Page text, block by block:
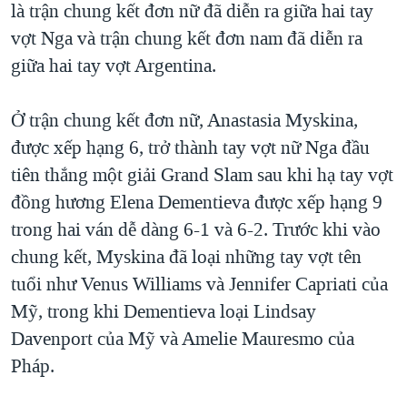
chính
Đi
tới
TỰ DO BÁO CHÍ
VẠCH TRẦN TIN GIẢ
ĐỜI SỐNG
KINH TẾ
KHOA HỌC
SỨC KHOẺ
VĂN HOÁ
THỂ THAO
GIÁO DỤC
CHUYÊN ĐỀ
CHIẾN TRANH THƯƠNG MẠI CỦA MỸ: QUÁ KHỨ VÀ HIỆN
HÀNH TRÌNH BẦU CỬ 2024
MỘT NĂM CHIẾN TRANH TẠI DẢI GAZA
GIẢI MÃ VÀNH ĐAI & CON ĐƯỜNG
NGÀY TỊ NẠN THẾ GIỚI
TRỊNH VĨNH BÌNH - NGƯỜI HẠ 'BÊN THẮNG CUỘC'
GROUND ZERO – XƯA VÀ NAY
CHI PHÍ CHIẾN TRANH AFGHANISTAN
CÁC GIÁ TRỊ CỘNG HÒA Ở VIỆT NAM
THƯỢNG ĐỈNH TRUMP-KIM TẠI VIỆT NAM
HỌC TIẾNG ANH
NGHE
MẠNG XÃ HỘI
Ngôn ngữ khác
là trận chung kết đơn nữ đã diễn ra giữa hai tay
vợt Nga và trận chung kết đơn nam đã diễn ra
giữa hai tay vợt Argentina.
Ở trận chung kết đơn nữ, Anastasia Myskina,
được xếp hạng 6, trở thành tay vợt nữ Nga đầu
tiên thắng một giải Grand Slam sau khi hạ tay vợt
đồng hương Elena Dementieva được xếp hạng 9
trong hai ván dễ dàng 6-1 và 6-2. Trước khi vào
chung kết, Myskina đã loại những tay vợt tên
tuổi như Venus Williams và Jennifer Capriati của
Mỹ, trong khi Dementieva loại Lindsay
Davenport của Mỹ và Amelie Mauresmo của
Pháp.